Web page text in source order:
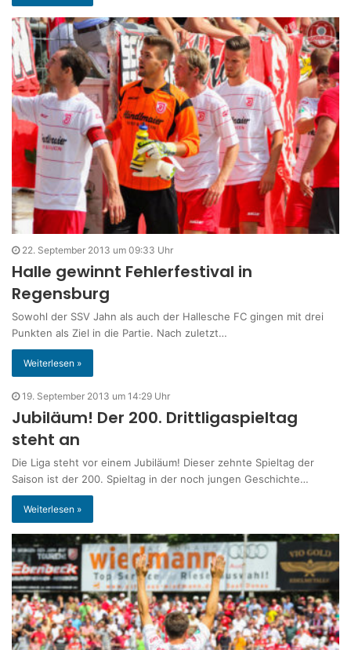
22. September 2013 um 09:33 Uhr
Halle gewinnt Fehlerfestival in
Regensburg
Sowohl der SSV Jahn als auch der Hallesche FC gingen mit drei
Punkten als Ziel in die Partie. Nach zuletzt…
Weiterlesen »
19. September 2013 um 14:29 Uhr
Jubiläum! Der 200. Drittligaspieltag
steht an
Die Liga steht vor einem Jubiläum! Dieser zehnte Spieltag der
Saison ist der 200. Spieltag in der noch jungen Geschichte…
Weiterlesen »